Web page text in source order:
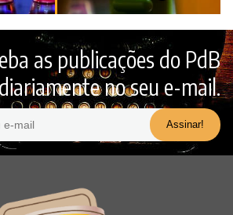
as publicações do PdB
no seu e-mail.